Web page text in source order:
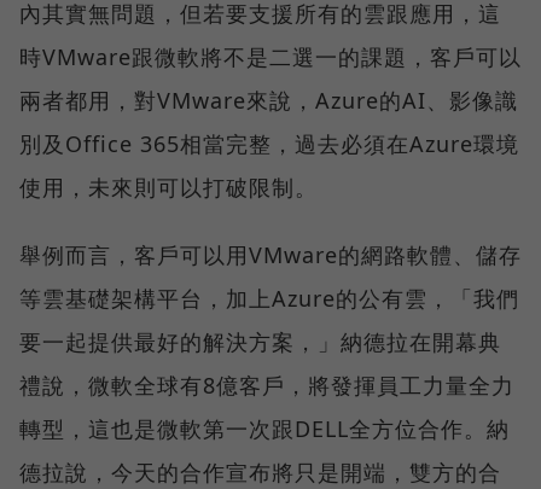
內其實無問題，但若要支援所有的雲跟應用，這
時VMware跟微軟將不是二選一的課題，客戶可以
兩者都用，對VMware來說，Azure的AI、影像識
別及Office 365相當完整，過去必須在Azure環境
使用，未來則可以打破限制。
舉例而言，客戶可以用VMware的網路軟體、儲存
等雲基礎架構平台，加上Azure的公有雲，「我們
要一起提供最好的解決方案，」納德拉在開幕典
禮說，微軟全球有8億客戶，將發揮員工力量全力
轉型，這也是微軟第一次跟DELL全方位合作。納
德拉說，今天的合作宣布將只是開端，雙方的合